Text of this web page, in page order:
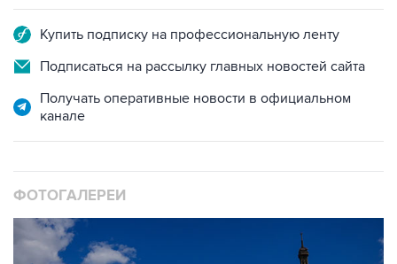
Купить подписку на профессиональную ленту
Подписаться на рассылку главных новостей сайта
Получать оперативные новости в официальном
канале
ФОТОГАЛЕРЕИ